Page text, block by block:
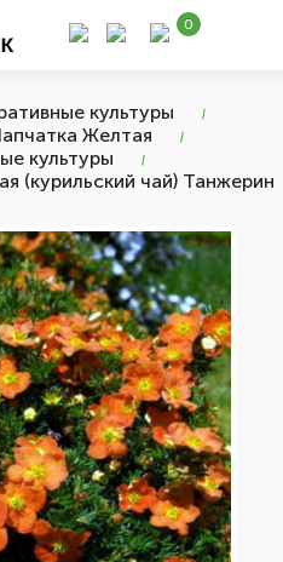
0
культуры
Желтая
культуры
(курильский чай) Танжерин